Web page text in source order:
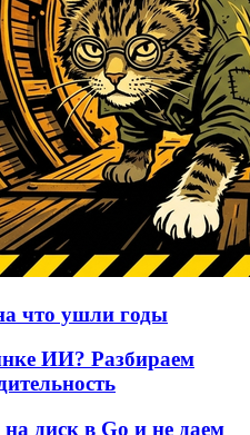
что ушли годы
ИИ? Разбираем
диск в Go и не даем